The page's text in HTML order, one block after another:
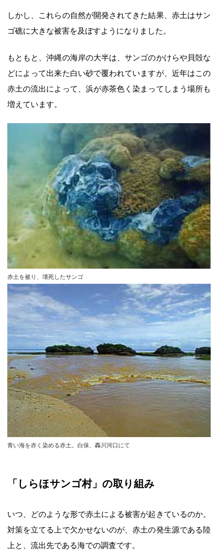
しかし、これらの自然が開発されてきた結果、赤土はサン
ゴ礁に大きな被害を及ぼすようになりました。
もともと、沖縄の海岸の大半は、サンゴのかけらや貝殻な
どによって出来た白い砂で覆われていますが、近年はこの
赤土の流出によって、浜が赤茶色く染まってしまう場所も
増えています。
赤土を被り、壊死したサンゴ
青い海を赤く染める赤土。白保、轟川河口にて
「しらほサンゴ村」の取り組み
いつ、どのような形で赤土による被害が起きているのか。
対策を立てる上で欠かせないのが、赤土の発生源である陸
上と、流出先である海での調査です。